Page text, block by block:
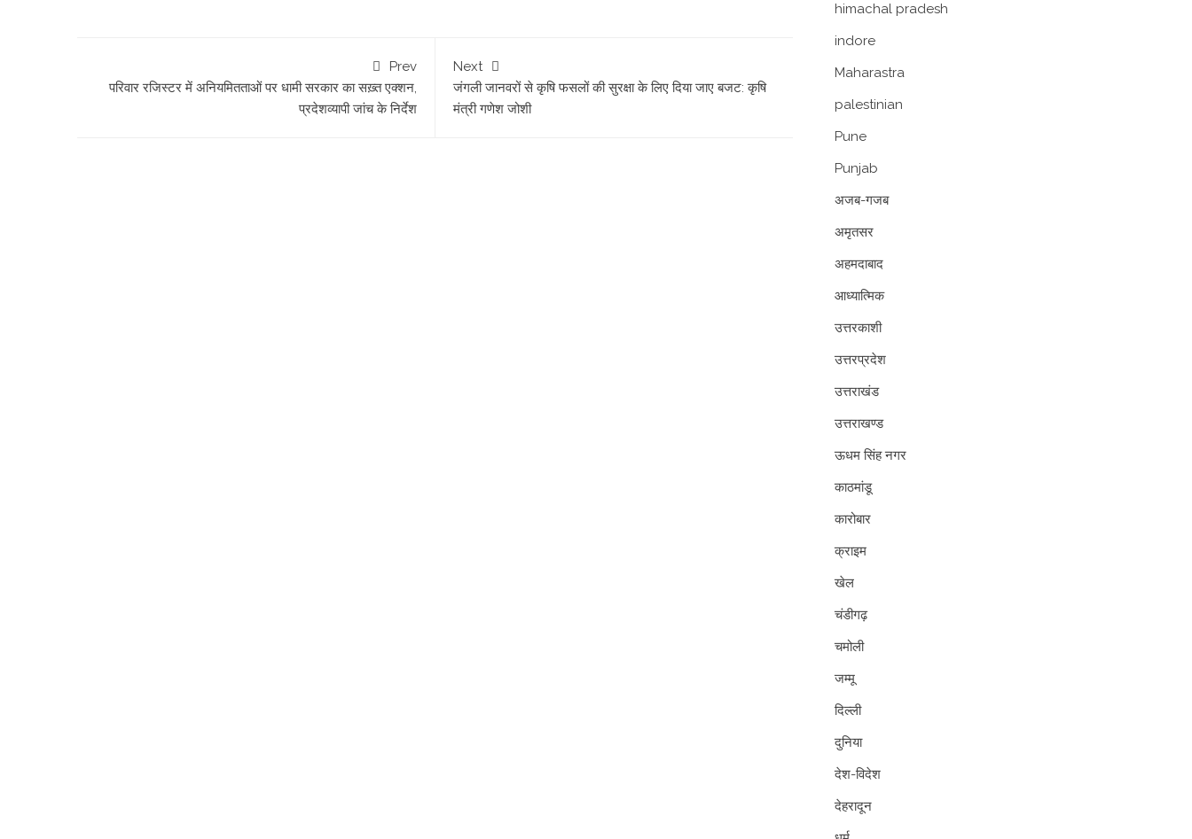
Prev
परिवार रजिस्टर में अनियमितताओं पर धामी सरकार का सख़्त एक्शन,
प्रदेशव्यापी जांच के निर्देश
Next
जंगली जानवरों से कृषि फसलों की सुरक्षा के लिए दिया जाए बजट: कृषि
मंत्री गणेश जोशी
himachal pradesh
indore
Maharastra
palestinian
Pune
Punjab
अजब-गजब
अमृतसर
अहमदाबाद
आध्यात्मिक
उत्तरकाशी
उत्तरप्रदेश
उत्तराखंड
उत्तराखण्ड
ऊधम सिंह नगर
काठमांडू
कारोबार
क्राइम
खेल
चंडीगढ़
चमोली
जम्मू
दिल्ली
दुनिया
देश-विदेश
देहरादून